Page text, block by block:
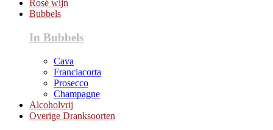
Rosé wijn
Bubbels
In Bubbels
Cava
Franciacorta
Prosecco
Champagne
Alcoholvrij
Overige Dranksoorten